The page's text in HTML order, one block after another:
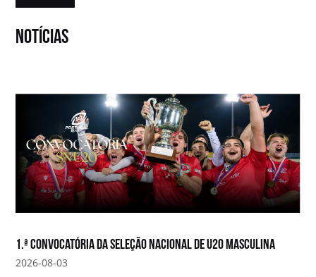
notícias
1.ª convocatória da Seleção Nacional de U20 Masculina
2026-08-03